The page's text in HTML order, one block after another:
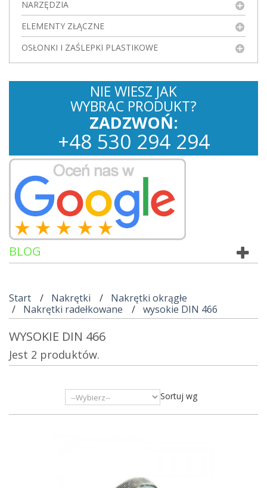
NARZĘDZIA
ELEMENTY ZŁĄCZNE
OSŁONKI I ZAŚLEPKI PLASTIKOWE
NIE WIESZ JAK
WYBRAC PRODUKT?
ZADZWOŃ:
+48 530 294 294
BLOG
Start Nakrętki
Nakrętki okrągłe
Nakrętki radełkowane
wysokie DIN 466
WYSOKIE DIN 466
Jest 2 produktów.
Sortuj wg